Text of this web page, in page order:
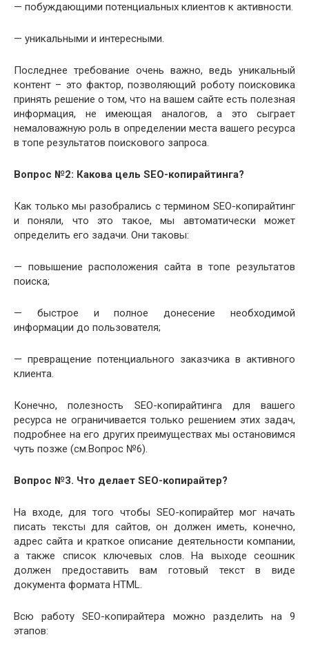
— побуждающими потенциальных клиентов к активности.
— уникальными и интересными.
Последнее требование очень важно, ведь уникальный
контент – это фактор, позволяющий роботу поисковика
принять решение о том, что на вашем сайте есть полезная
информация, не имеющая аналогов, а это сыграет
немаловажную роль в определении места вашего ресурса
в топе результатов поискового запроса.
Вопрос №2: Какова цель SEO-копирайтинга?
Как только мы разобрались с термином SEO-копирайтинг
и поняли, что это такое, мы автоматически может
определить его задачи. Они таковы:
— повышение расположения сайта в топе результатов
поиска;
— быстрое и полное донесение необходимой
информации до пользователя;
— превращение потенциального заказчика в активного
клиента.
Конечно, полезность SEO-копирайтинга для вашего
ресурса не ограничивается только решением этих задач,
подробнее на его других преимуществах мы остановимся
чуть позже (см.Вопрос №6).
Вопрос №3. Что делает SEO-копирайтер?
На входе, для того чтобы SEO-копирайтер мог начать
писать тексты для сайтов, он должен иметь, конечно,
адрес сайта и краткое описание деятельности компании,
а также список ключевых слов. На выходе сеошник
должен предоставить вам готовый текст в виде
документа формата HTML.
Всю работу SEO-копирайтера можно разделить на 9
этапов: